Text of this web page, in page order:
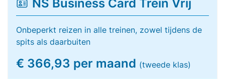
NS Business Card Trein Vrij
Onbeperkt reizen in alle treinen, zowel tijdens de
spits als daarbuiten
€ 366,93 per maand (tweede klas)